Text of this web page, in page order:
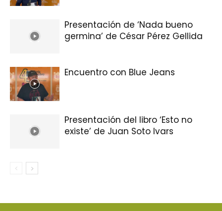
Presentación de ‘Nada bueno
germina’ de César Pérez Gellida
Encuentro con Blue Jeans
Presentación del libro ‘Esto no
existe’ de Juan Soto Ivars